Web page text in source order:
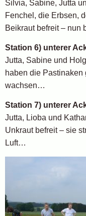
Silvia, Sabine, Jutta
Fenchel, die Erbsen,
Beikraut befreit – nun
Station 6) unterer
Jutta, Sabine und
haben die
wachsen…
Station 7) unterer
Jutta, Lioba und
Unkraut befreit – sie
Luft…